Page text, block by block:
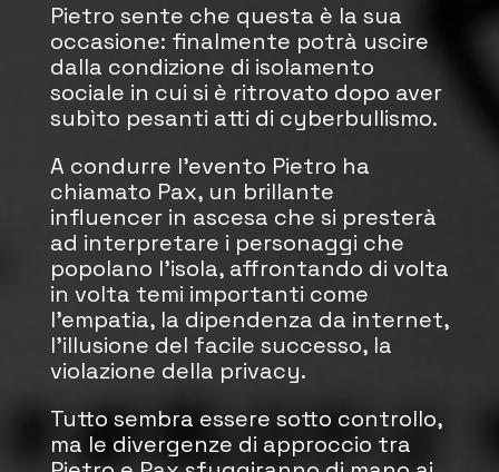
Pietro sente che questa è la sua
occasione: finalmente potrà uscire
dalla condizione di isolamento
sociale in cui si è ritrovato dopo aver
subìto pesanti atti di cyberbullismo.
A condurre l’evento Pietro ha
chiamato Pax, un brillante
influencer in ascesa che si presterà
ad interpretare i personaggi che
popolano l’isola, affrontando di volta
in volta temi importanti come
l’empatia, la dipendenza da internet,
l’illusione del facile successo, la
violazione della privacy.
Tutto sembra essere sotto controllo,
ma le divergenze di approccio tra